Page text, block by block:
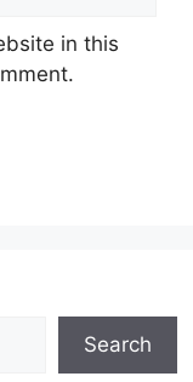
in this
Search